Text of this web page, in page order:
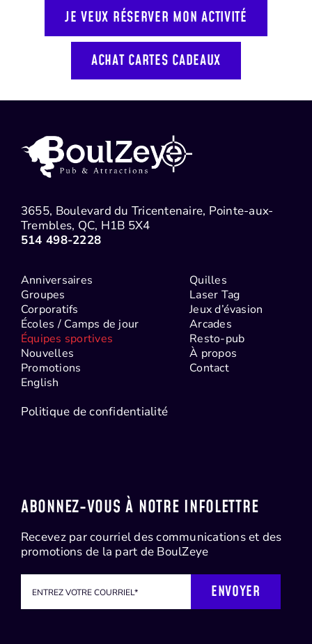
JE VEUX RÉSERVER MON ACTIVITÉ
ACHAT CARTES CADEAUX
3655, Boulevard du Tricentenaire, Pointe-aux-
Trembles, QC, H1B 5X4
514 498-2228
Anniversaires
Groupes
Corporatifs
Écoles / Camps de jour
Équipes sportives
Nouvelles
Promotions
English
Quilles
Laser Tag
Jeux d’évasion
Arcades
Resto-pub
À propos
Contact
Politique de confidentialité
ABONNEZ-VOUS À NOTRE INFOLETTRE
Recevez par courriel des communications et des
promotions de la part de BoulZeye
ENVOYER